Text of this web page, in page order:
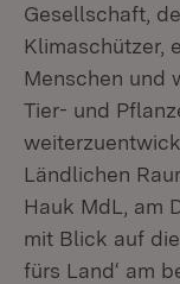
Gesellschaft,
Klimaschützer,
Menschen und
Tier- und
Ländlichen
Hauk MdL, am
mit Blick auf
fürs Land‘ am